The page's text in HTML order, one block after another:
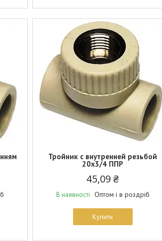
Тройник с внутренней резьбой
20х3/4 ППР
45,09 ₴
В наявності Оптом і в роздріб
Купити